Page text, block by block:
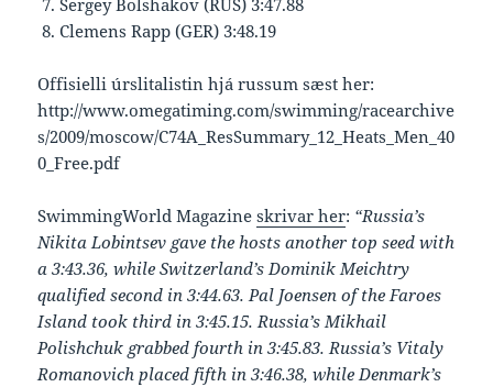
Sergey Bolshakov (RUS) 3:47.88
Clemens Rapp (GER) 3:48.19
Offisielli úrslitalistin hjá russum sæst her:
http://www.omegatiming.com/swimming/racearchive
s/2009/moscow/C74A_ResSummary_12_Heats_Men_40
0_Free.pdf
SwimmingWorld Magazineskrivar her: “Russia’s
Nikita Lobintsev gave the hosts another top seed with
a 3:43.36, while Switzerland’s Dominik Meichtry
qualified second in 3:44.63. Pal Joensen of the Faroes
Island took third in 3:45.15. Russia’s Mikhail
Polishchuk grabbed fourth in 3:45.83. Russia’s Vitaly
Romanovich placed fifth in 3:46.38, while Denmark’s